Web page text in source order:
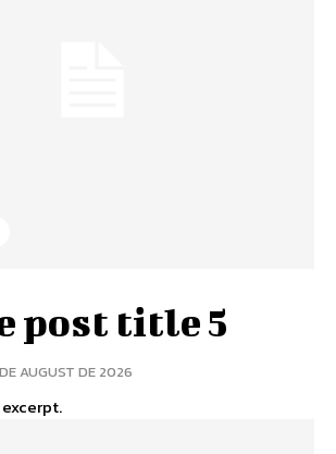
post title 5
AUGUST DE 2026